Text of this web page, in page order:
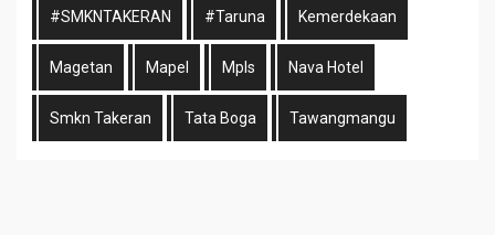
#SMKNTAKERAN #taruna Kemerdekaan
Magetan Mapel Mpls Nava Hotel
Smkn Takeran Tata Boga Tawangmangu